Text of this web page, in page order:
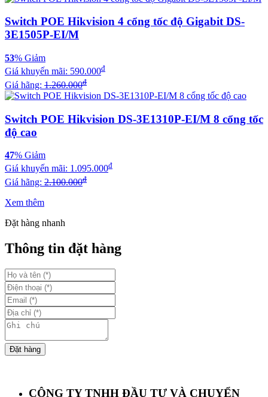
Switch POE Hikvision 4 cổng tốc độ Gigabit DS-
3E1505P-EI/M
53% Giảm
Giá khuyến mãi: 590.000đ
Giá hãng: 1.260.000đ
Switch POE Hikvision DS-3E1310P-EI/M 8 cổng tốc
độ cao
47% Giảm
Giá khuyến mãi: 1.095.000đ
Giá hãng: 2.100.000đ
Xem thêm
Đặt hàng nhanh
Thông tin đặt hàng
Đặt hàng
CÔNG TY TNHH ĐẦU TƯ VÀ CHUYỂN